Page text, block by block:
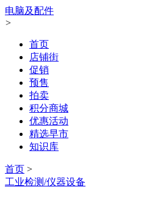
电脑及配件
>
首页
店铺街
促销
预售
拍卖
积分商城
优惠活动
精选早市
知识库
首页 >
工业检测/仪器设备